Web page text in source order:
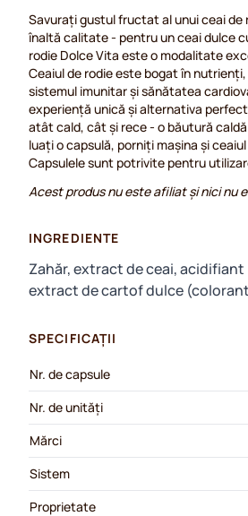
Savurați gustul fructat al unui ceai de
înaltă calitate - pentru un ceai dulce
rodie Dolce Vita este o modalitate
Ceaiul de rodie este bogat în
sistemul imunitar și sănătatea
experiență unică și alternativa
atât cald, cât și rece - o băutură
luați o capsulă, porniți mașina și
Capsulele sunt potrivite pentru
Acest produs nu este afiliat și nici nu
INGREDIENTE
Zahăr, extract de ceai,
extract de cartof dulce
SPECIFICAȚII
Nr. de capsule
Nr. de unități
Mărci
Sistem
Proprietate